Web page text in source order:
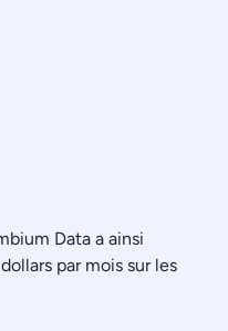
Data a ainsi
par mois sur les